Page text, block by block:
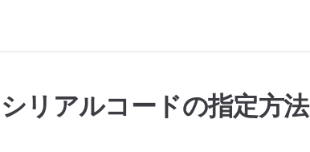
シリアルコードの指定方法